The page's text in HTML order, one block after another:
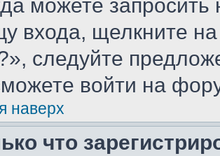
можете
входа, щелкните
следуйте
войти на
наверх
что